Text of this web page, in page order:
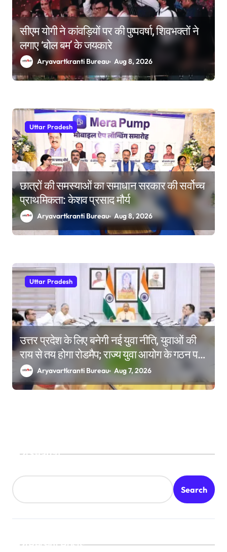
सीएम योगी ने कांवड़ियों पर की पुष्पवर्षा, शिवभक्तों ने
लगाए ‘बोल बम’ के जयकारे
Aryavartkranti Bureau Aug 8, 2026
Uttar Pradesh
छात्रों की समस्याओं का समाधान सरकार की सर्वोच्च
प्राथमिकता: केशव प्रसाद मौर्य
Aryavartkranti Bureau Aug 8, 2026
Uttar Pradesh
उत्तर प्रदेश के लिए बनेगी नई युवा नीति, युवाओं की
राय से तय होगा रोडमैप; राज्य युवा आयोग के गठन पर
भी मंथनAryavartkranti Bureau Aug 7, 2026
Search
Search
Recent Posts